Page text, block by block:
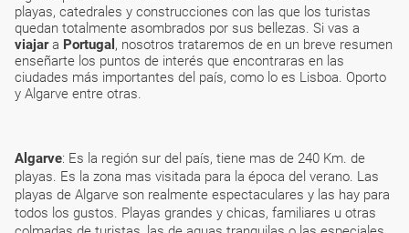
playas, catedrales y construcciones con las que los turistas
quedan totalmente asombrados por sus bellezas. Si vas a
viajara Portugal , nosotros trataremos de en un breve resumen
enseñarte los puntos de interés que encontraras en las
ciudades más importantes del país, como lo es Lisboa. Oporto
y Algarve entre otras.
Algarve: Es la región sur del país, tiene mas de 240 Km. de
playas. Es la zona mas visitada para la época del verano. Las
playas de Algarve son realmente espectaculares y las hay para
todos los gustos. Playas grandes y chicas, familiares u otras